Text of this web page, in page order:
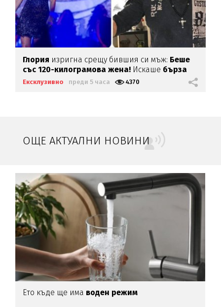
Глория изригна срещу бившия си мъж: Беше
със 120-килограмова жена! Искаше бърза
печалба...
Ексклузивно преди 5 часа 4370
ОЩЕ АКТУАЛНИ НОВИНИ
Ето къде ще има воден режим